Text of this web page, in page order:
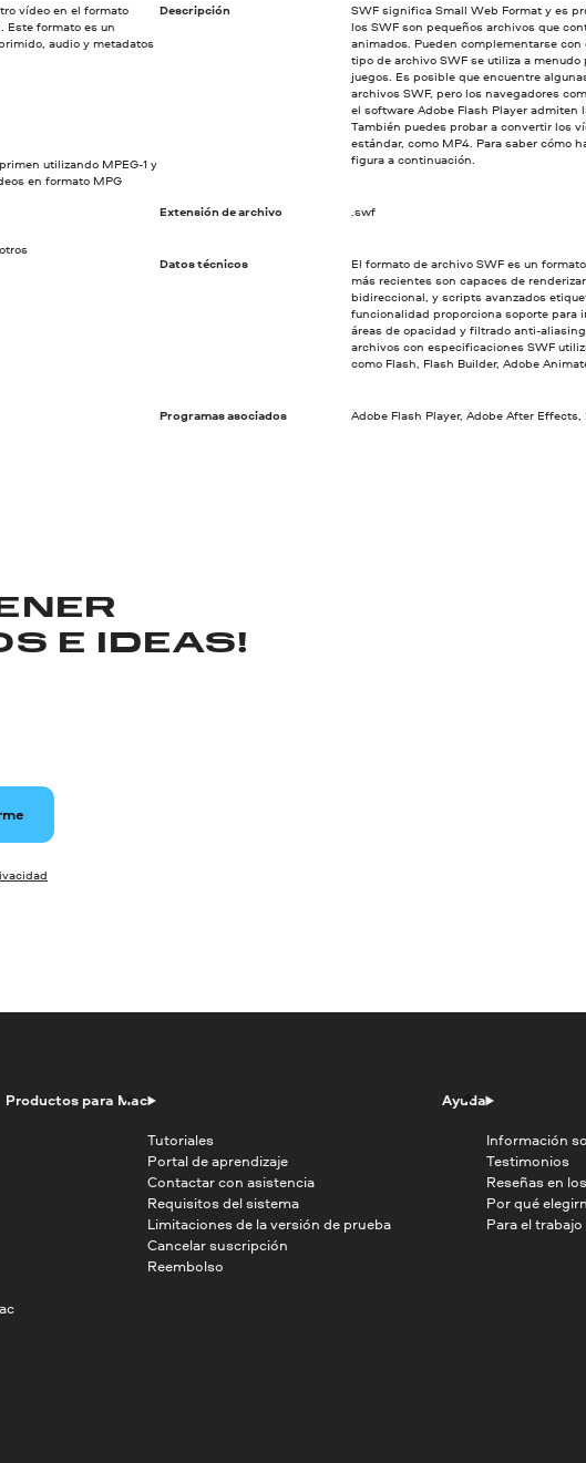
vídeo en el formato
Este formato es un
audio y metadatos
utilizando MPEG-1 y
en formato MPG
Descripción
SWF significa Small Web Format y es
los SWF son pequeños archivos que
animados. Pueden complementarse
tipo de archivo SWF se utiliza a
juegos. Es posible que encuentre
archivos SWF, pero los navegadores
el software Adobe Flash Player admiten
También puedes probar a convertir los
estándar, como MP4. Para saber cómo
figura a continuación.
Extensión de archivo .swf
Datos técnicos
El formato de archivo SWF es un
más recientes son capaces de
bidireccional, y scripts avanzados
funcionalidad proporciona soporte para
áreas de opacidad y filtrado anti-
archivos con especificaciones SWF
como Flash, Flash Builder, Adobe
Programas asociados Adobe Flash Player, Adobe After
E IDEAS!
Productos para Mac
Ayuda
Tutoriales
Portal de aprendizaje
Contactar con asistencia
Requisitos del sistema
Limitaciones de la versión de prueba
Cancelar suscripción
Reembolso
Información
Testimonios
Reseñas en
Por qué
Para el trabajo